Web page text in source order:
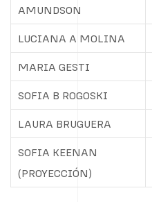
AMUNDSON
LUCIANA A MOLINA
MARIA GESTI
SOFIA B ROGOSKI
LAURA BRUGUERA
SOFIA KEENAN
(PROYECCIÓN)